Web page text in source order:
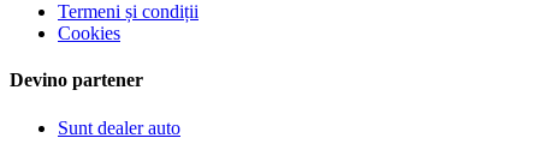
Termeni și condiții
Cookies
Devino partener
Sunt dealer auto